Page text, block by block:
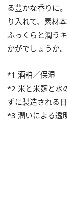
る豊かな香りに
り入れて、素材
ふっくらと潤う
かがでしょうか。
*1 酒粕／保湿
*2 米と米麹と水
ずに製造される
*3 潤いによる透